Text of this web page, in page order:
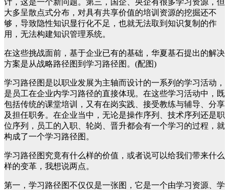
计，这是一个新问题。第三，国企、央企有很多学习资源，但
大多呈散点式分布，对具有共享价值的培训资源的挖掘还不
够，导致隐性知识显行化不足，也就无法取到知识复制的作
用，无法构建知识管理系统。
在这些挑战面前，基于企业已有的基础，华夏基石提出的解决
方案是从战略路径图到学习路径图。(配图)
学习路径图是以职业发展为主轴而设计的一系列的学习活动，
是员工在企业内学习路径的直接体现。在这些学习活动中，既
包括传统的课堂培训，又有在岗实践、接受教练与辅导、分享
及担任职务。在企业当中，无论是操作序列、技术序列还是职
位序列，员工的入职、轮岗、晋升都会有一个学习的过程，就
构成了一个学习路径图。
学习路径图究竟有什么样的价值，或者说可以给我们带来什么
样的变革，我想说两点。
第一，学习路径图不仅仅是一张图，它是一个由学习资源、学